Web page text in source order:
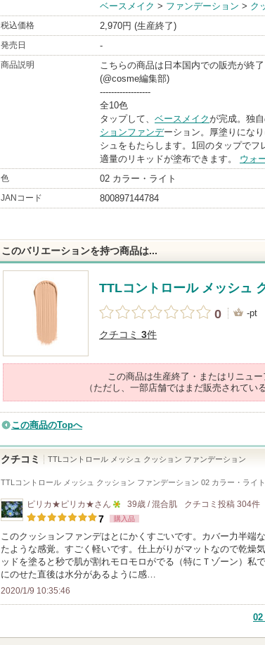
Makeup
ベースメイク > ファンデーション > ク
税込価格 2,970円 (生産終了)
発売日 -
商品説明
こちらの商品は日本国内での販売が終了
(@cosme編集部)
------------------
全10色
タップして、 ベースメイクが完成。独
ションファンデーション。厚塗りにな
シュをもたらします。1回のタップでフ
適量のリキッドが塗布できます。 ウォ
色 02 カラー・ライト
JANコード 800897144784
このバリエーションを持つ商品は...
TTLコントロール メッシュ
0
-pt
クチコミ 3件
この商品は生産終了・またはリニュー
（ただし、一部店舗ではまだ販売されてい
この商品のTopへ
クチコミ TTLコントロール メッシュ クッション ファンデーション
TTLコントロール メッシュ クッション ファンデーション 02 カラー・ライト
ピリカ★ピリカ★さん
5
人
以
上
39歳 / 混合肌 クチコミ投稿 304件
7 購入品
このクッションファンデはとにかくすごいです。カバー力半端
たような感覚。すごく軽いです。仕上がりがマットなので乾燥
ッドを塗ると秒で肌が割れモロモロがでる（特にＴゾーン）私
にのせた直後は水分があるように感…
2020/1/9 10:35:46
02